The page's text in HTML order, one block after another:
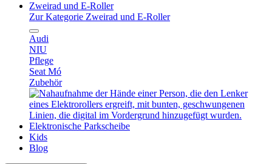
Zweirad und E-Roller
Zur Kategorie Zweirad und E-Roller
Audi
NIU
Pflege
Seat Mó
Zubehör
Elektronische Parkscheibe
Kids
Blog